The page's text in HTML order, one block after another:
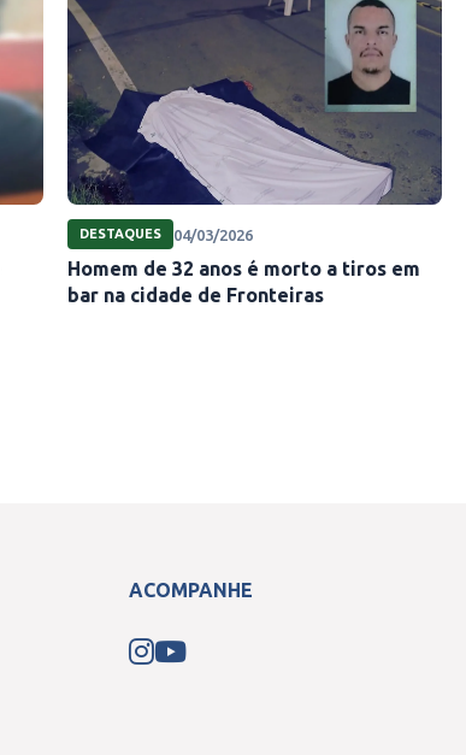
DESTAQUES 04/03/2026
Homem de 32 anos é morto a tiros em
bar na cidade de Fronteiras
ACOMPANHE